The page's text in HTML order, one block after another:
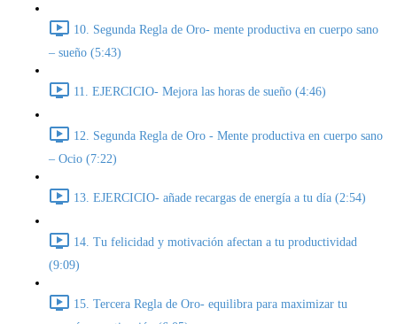
10. Segunda Regla de Oro- mente productiva en cuerpo sano
– sueño (5:43)
11. EJERCICIO- Mejora las horas de sueño (4:46)
12. Segunda Regla de Oro - Mente productiva en cuerpo sano
– Ocio (7:22)
13. EJERCICIO- añade recargas de energía a tu día (2:54)
14. Tu felicidad y motivación afectan a tu productividad
(9:09)
15. Tercera Regla de Oro- equilibra para maximizar tu